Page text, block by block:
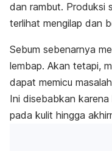
dan rambut. Produksi
terlihat mengilap dan
Sebum sebenarnya
lembap. Akan tetapi,
dapat memicu
Ini disebabkan
pada kulit hingga